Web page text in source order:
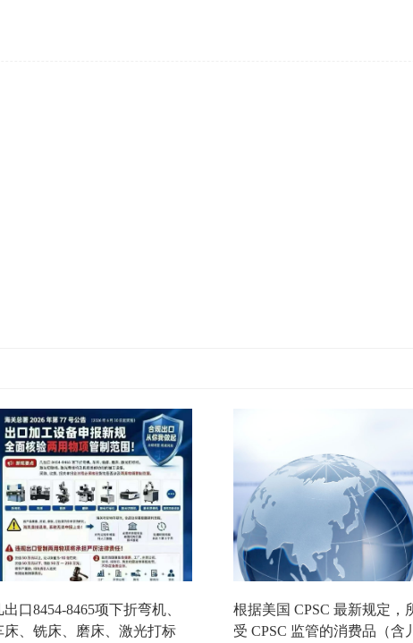
出口8454-8465项下折弯机、
床、铣床、磨床、激光打标
根据美国 CPSC 最新规定，
受 CPSC 监管的消费品（含